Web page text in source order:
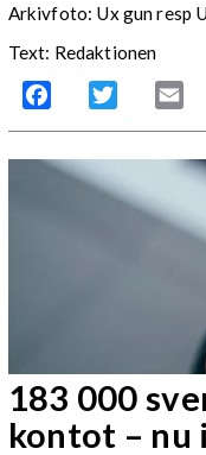
Arkivfoto: Ux gun resp
Text: Redaktionen
Facebook Twitter
183 000
kontot – nu